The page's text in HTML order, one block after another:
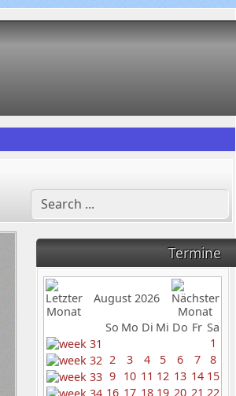
Termine
August 2026
So Mo Di Mi Do Fr Sa
1
2
3 4 5 6 7
8
9 10 11 12 13 14 15
16 17 18 19 20 21 22